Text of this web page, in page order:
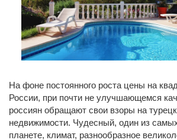
На фоне постоянного роста цены на
России, при почти не улучшающемся
россиян обращают свои взоры на
недвижимости. Чудесный, один из
планете, климат, разнообразное